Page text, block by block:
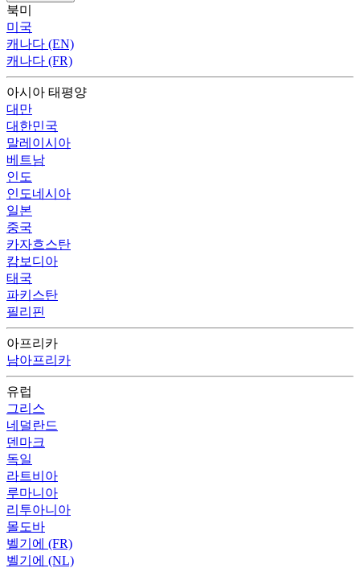
북미
미국
캐나다 (EN)
캐나다 (FR)
아시아 태평양
대만
대한민국
말레이시아
베트남
인도
인도네시아
일본
중국
카자흐스탄
캄보디아
태국
파키스탄
필리핀
아프리카
남아프리카
유럽
그리스
네덜란드
덴마크
독일
라트비아
루마니아
리투아니아
몰도바
벨기에 (FR)
벨기에 (NL)